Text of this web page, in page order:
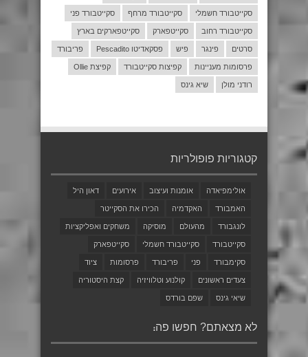
סקייטבורד חשמלי סקייטבורד מרחף סקייטבורד פני
סקייטבורד רחוב סקייטפארק סקייטפארקים בארץ
סרטים פינגר פיש פסקאדיטו Pescadito פריבורד
פרסומות מעניינות קפיצות סקייטבורד קפיצת Ollie
רודני מולן שיא גינס
קטגוריות פופולריות
אולימפיאדה אומנות ועיצוב אירועים דאון היל
האמבורד האקדמיה הכירו את הסקייטר
לונגבורד מהעולם מוסיקה משחקים ואפליקציות
סקייטבורד סקייטבורד חשמלי סקייטפארק
סקימבורד פני פריבורד פרסומות ציוד
צעדים ראשונים קולנוע וטלוויזיה קצת היסטוריה
שיאי גינס שפם בורדס
לא מצאתם? חפשו פה: